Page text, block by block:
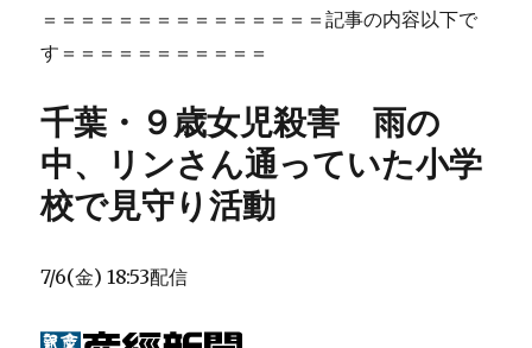
＝＝＝＝＝＝＝＝＝＝＝＝＝＝＝記事の内容以下で
す＝＝＝＝＝＝＝＝＝＝＝
千葉・９歳女児殺害 雨の
中、リンさん通っていた小学
校で見守り活動
7/6(金) 18:53配信